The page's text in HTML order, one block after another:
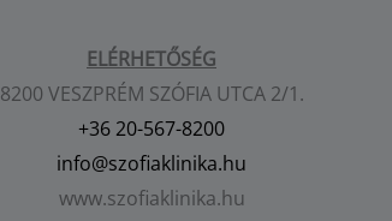
ELÉRHETŐSÉG
8200 VESZPRÉM SZÓFIA UTCA 2/1.
+36 20-567-8200
info@szofiaklinika.hu
www.szofiaklinika.hu